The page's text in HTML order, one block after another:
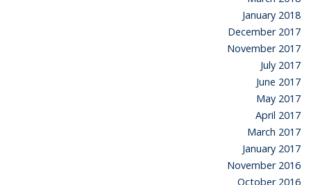
January 2018
December 2017
November 2017
July 2017
June 2017
May 2017
April 2017
March 2017
January 2017
November 2016
October 2016